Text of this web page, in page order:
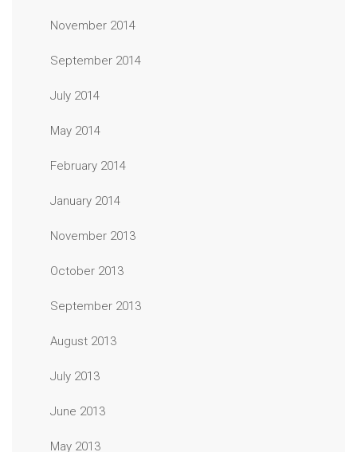
November 2014
September 2014
July 2014
May 2014
February 2014
January 2014
November 2013
October 2013
September 2013
August 2013
July 2013
June 2013
May 2013